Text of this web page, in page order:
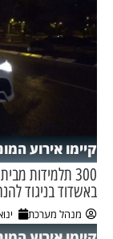
מקומית
קיימו אירוע
300 תלמידות
באשדוד בניגוד
מנהל מערכת ינואר